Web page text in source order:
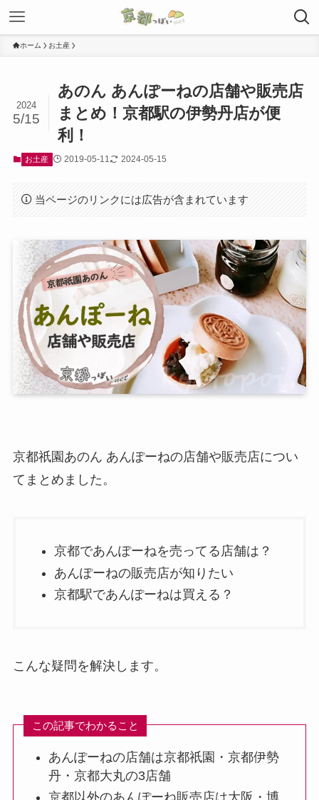
ホーム お土産
あのん あんぽーねの店舗や販売店
まとめ！京都駅の伊勢丹店が便
利！
2024
5/15
お土産 2019-05-11 2024-05-15
当ページのリンクには広告が含まれています
京都祇園あのん あんぽーねの店舗や販売店につい
てまとめました。
京都であんぽーねを売ってる店舗は？
あんぽーねの販売店が知りたい
京都駅であんぽーねは買える？
こんな疑問を解決します。
この記事でわかること
あんぽーねの店舗は京都祇園・京都伊勢
丹・京都大丸の3店舗